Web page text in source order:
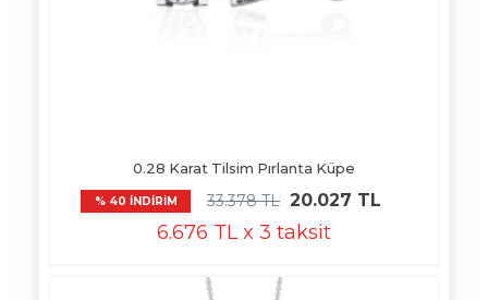
0.28 Karat Tilsim Pırlanta Küpe
% 40 İNDİRİM 33.378 TL 20.027 TL
6.676 TL x 3 taksit